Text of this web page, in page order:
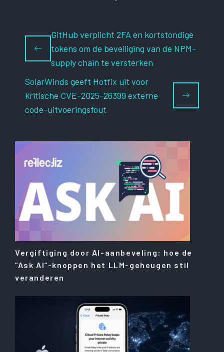
GitHub verplicht 2FA en kortstondige
tokens om de beveiliging van de NPM-
supply chain te versterken
SolarWinds geeft Hotfix uit voor
kritische CVE-2025-26399 externe
code-uitvoeringsfout
Vergiftiging door AI-aanbeveling: hoe de
“Ask AI”-knoppen het LLM-geheugen stil
veranderen